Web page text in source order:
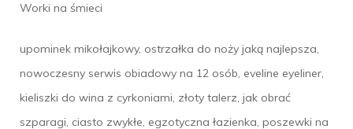
Worki na śmieci
upominek mikołajkowy, ostrzałka do noży jaką najlepsza,
nowoczesny serwis obiadowy na 12 osób, eveline eyeliner,
kieliszki do wina z cyrkoniami, złoty talerz, jak obrać
szparagi, ciasto zwykłe, egzotyczna łazienka, poszewki na